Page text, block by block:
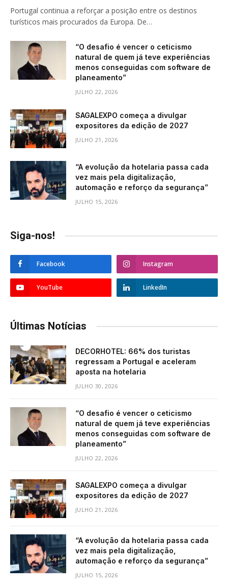
Portugal continua a reforçar a posição entre os destinos
turísticos mais procurados da Europa. De…
“O desafio é vencer o ceticismo
natural de quem já teve experiências
menos conseguidas com software de
planeamento”
JULHO 22, 2026
SAGALEXPO começa a divulgar
expositores da edição de 2027
JULHO 21, 2026
“A evolução da hotelaria passa cada
vez mais pela digitalização,
automação e reforço da segurança”
JULHO 15, 2026
Siga-nos!
Facebook Instagram
YouTube LinkedIn
Últimas Notícias
DECORHOTEL: 66% dos turistas
regressam a Portugal e aceleram
aposta na hotelaria
JULHO 30, 2026
“O desafio é vencer o ceticismo
natural de quem já teve experiências
menos conseguidas com software de
planeamento”
JULHO 22, 2026
SAGALEXPO começa a divulgar
expositores da edição de 2027
JULHO 21, 2026
“A evolução da hotelaria passa cada
vez mais pela digitalização,
automação e reforço da segurança”
JULHO 15, 2026